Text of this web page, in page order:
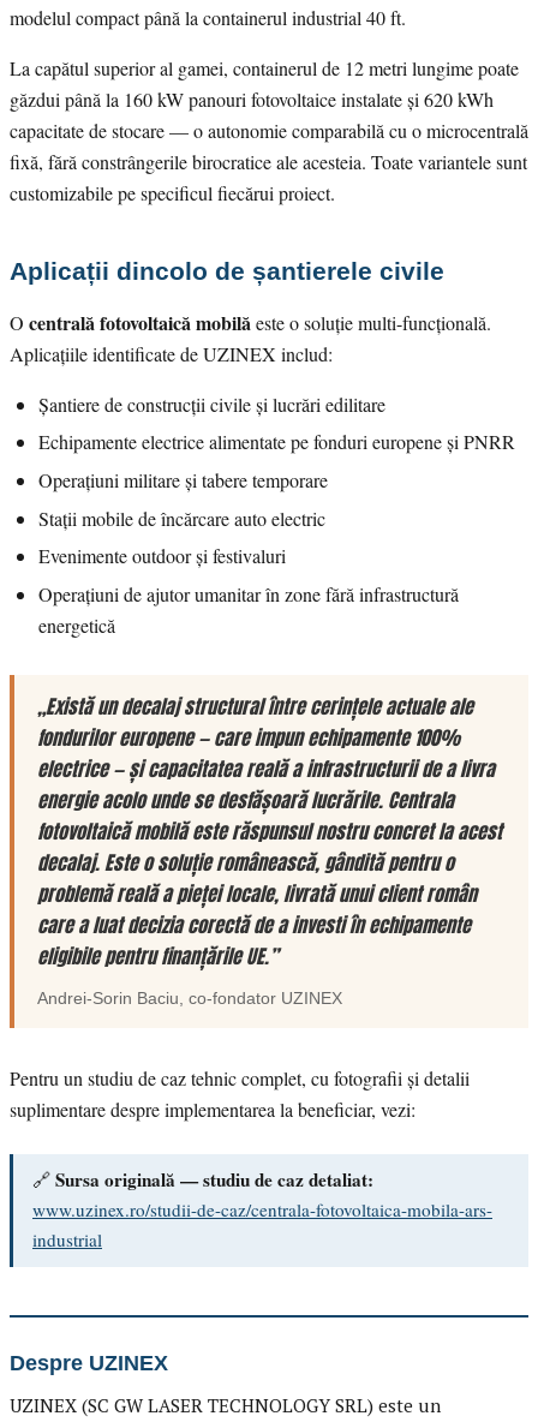
modelul compact până la containerul industrial 40 ft.
La capătul superior al gamei, containerul de 12 metri lungime poate
găzdui până la 160 kW panouri fotovoltaice instalate și 620 kWh
capacitate de stocare — o autonomie comparabilă cu o microcentrală
fixă, fără constrângerile birocratice ale acesteia. Toate variantele sunt
customizabile pe specificul fiecărui proiect.
Aplicații dincolo de șantierele civile
O centrală fotovoltaică mobilăeste o soluție multi-funcțională.
Aplicațiile identificate de UZINEX includ:
Șantiere de construcții civile și lucrări edilitare
Echipamente electrice alimentate pe fonduri europene și PNRR
Operațiuni militare și tabere temporare
Stații mobile de încărcare auto electric
Evenimente outdoor și festivaluri
Operațiuni de ajutor umanitar în zone fără infrastructură
energetică
„Există un decalaj structural între cerințele actuale ale
fondurilor europene — care impun echipamente 100%
electrice — și capacitatea reală a infrastructurii de a livra
energie acolo unde se desfășoară lucrările. Centrala
fotovoltaică mobilă este răspunsul nostru concret la acest
decalaj. Este o soluție românească, gândită pentru o
problemă reală a pieței locale, livrată unui client român
care a luat decizia corectă de a investi în echipamente
eligibile pentru finanțările UE.”
Andrei-Sorin Baciu, co-fondator UZINEX
Pentru un studiu de caz tehnic complet, cu fotografii și detalii
suplimentare despre implementarea la beneficiar, vezi:
🔗 Sursa originală — studiu de caz detaliat:
www.uzinex.ro/studii-de-caz/centrala-fotovoltaica-mobila-ars-
industrial
Despre UZINEX
UZINEX (SC GW LASER TECHNOLOGY SRL) este un